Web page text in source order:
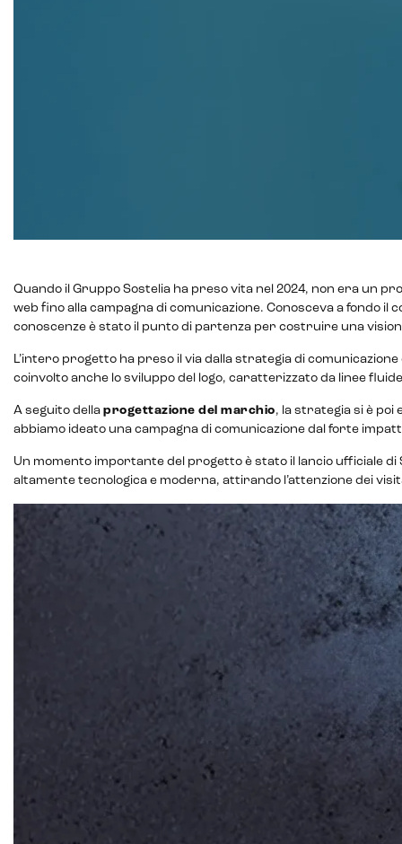
Intelligenza Artificiale e AR VR -
Metaverso
IoT (Internet of Things)
Blockchain
Intelligenza artificiale
Chatbot e assistenti virtuali
Realtà Aumentata
Quando il Gruppo Sostelia ha preso vita nel 2024, non era un
web fino alla campagna di comunicazione. Conosceva a fondo
conoscenze è stato il punto di partenza per costruire una
L’intero progetto ha preso il via dalla strategia di
coinvolto anche lo sviluppo del logo, caratterizzato da linee
A seguito della progettazione del marchio, la strategia si è poi
abbiamo ideato una campagna di comunicazione dal forte
Un momento importante del progetto è stato il lancio ufficiale
altamente tecnologica e moderna, attirando l’attenzione dei